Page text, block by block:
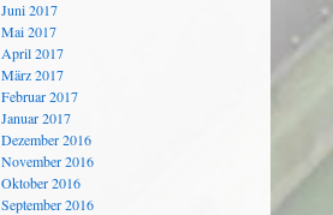
Juni 2017
Mai 2017
April 2017
März 2017
Februar 2017
Januar 2017
Dezember 2016
November 2016
Oktober 2016
September 2016